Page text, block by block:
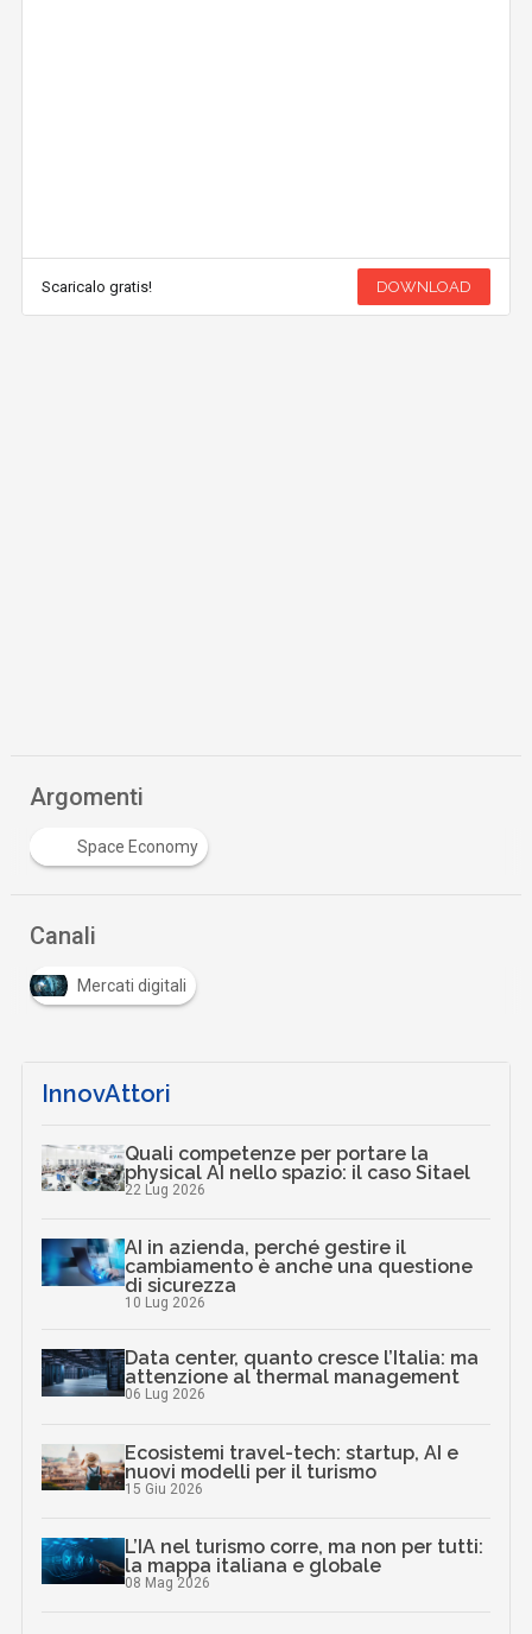
Scaricalo gratis! DOWNLOAD
Argomenti
Space Economy
Canali
Mercati digitali
InnovAttori
Quali competenze per portare la
physical AI nello spazio: il caso Sitael
22 Lug 2026
AI in azienda, perché gestire il
cambiamento è anche una questione
di sicurezza
10 Lug 2026
Data center, quanto cresce l’Italia: ma
attenzione al thermal management
06 Lug 2026
Ecosistemi travel-tech: startup, AI e
nuovi modelli per il turismo
15 Giu 2026
L’IA nel turismo corre, ma non per tutti:
la mappa italiana e globale
08 Mag 2026